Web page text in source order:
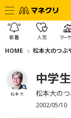
新着 人気 マー
HOME 松本大のつぶ
松本 大
中学生
松本大の
2002/05/10